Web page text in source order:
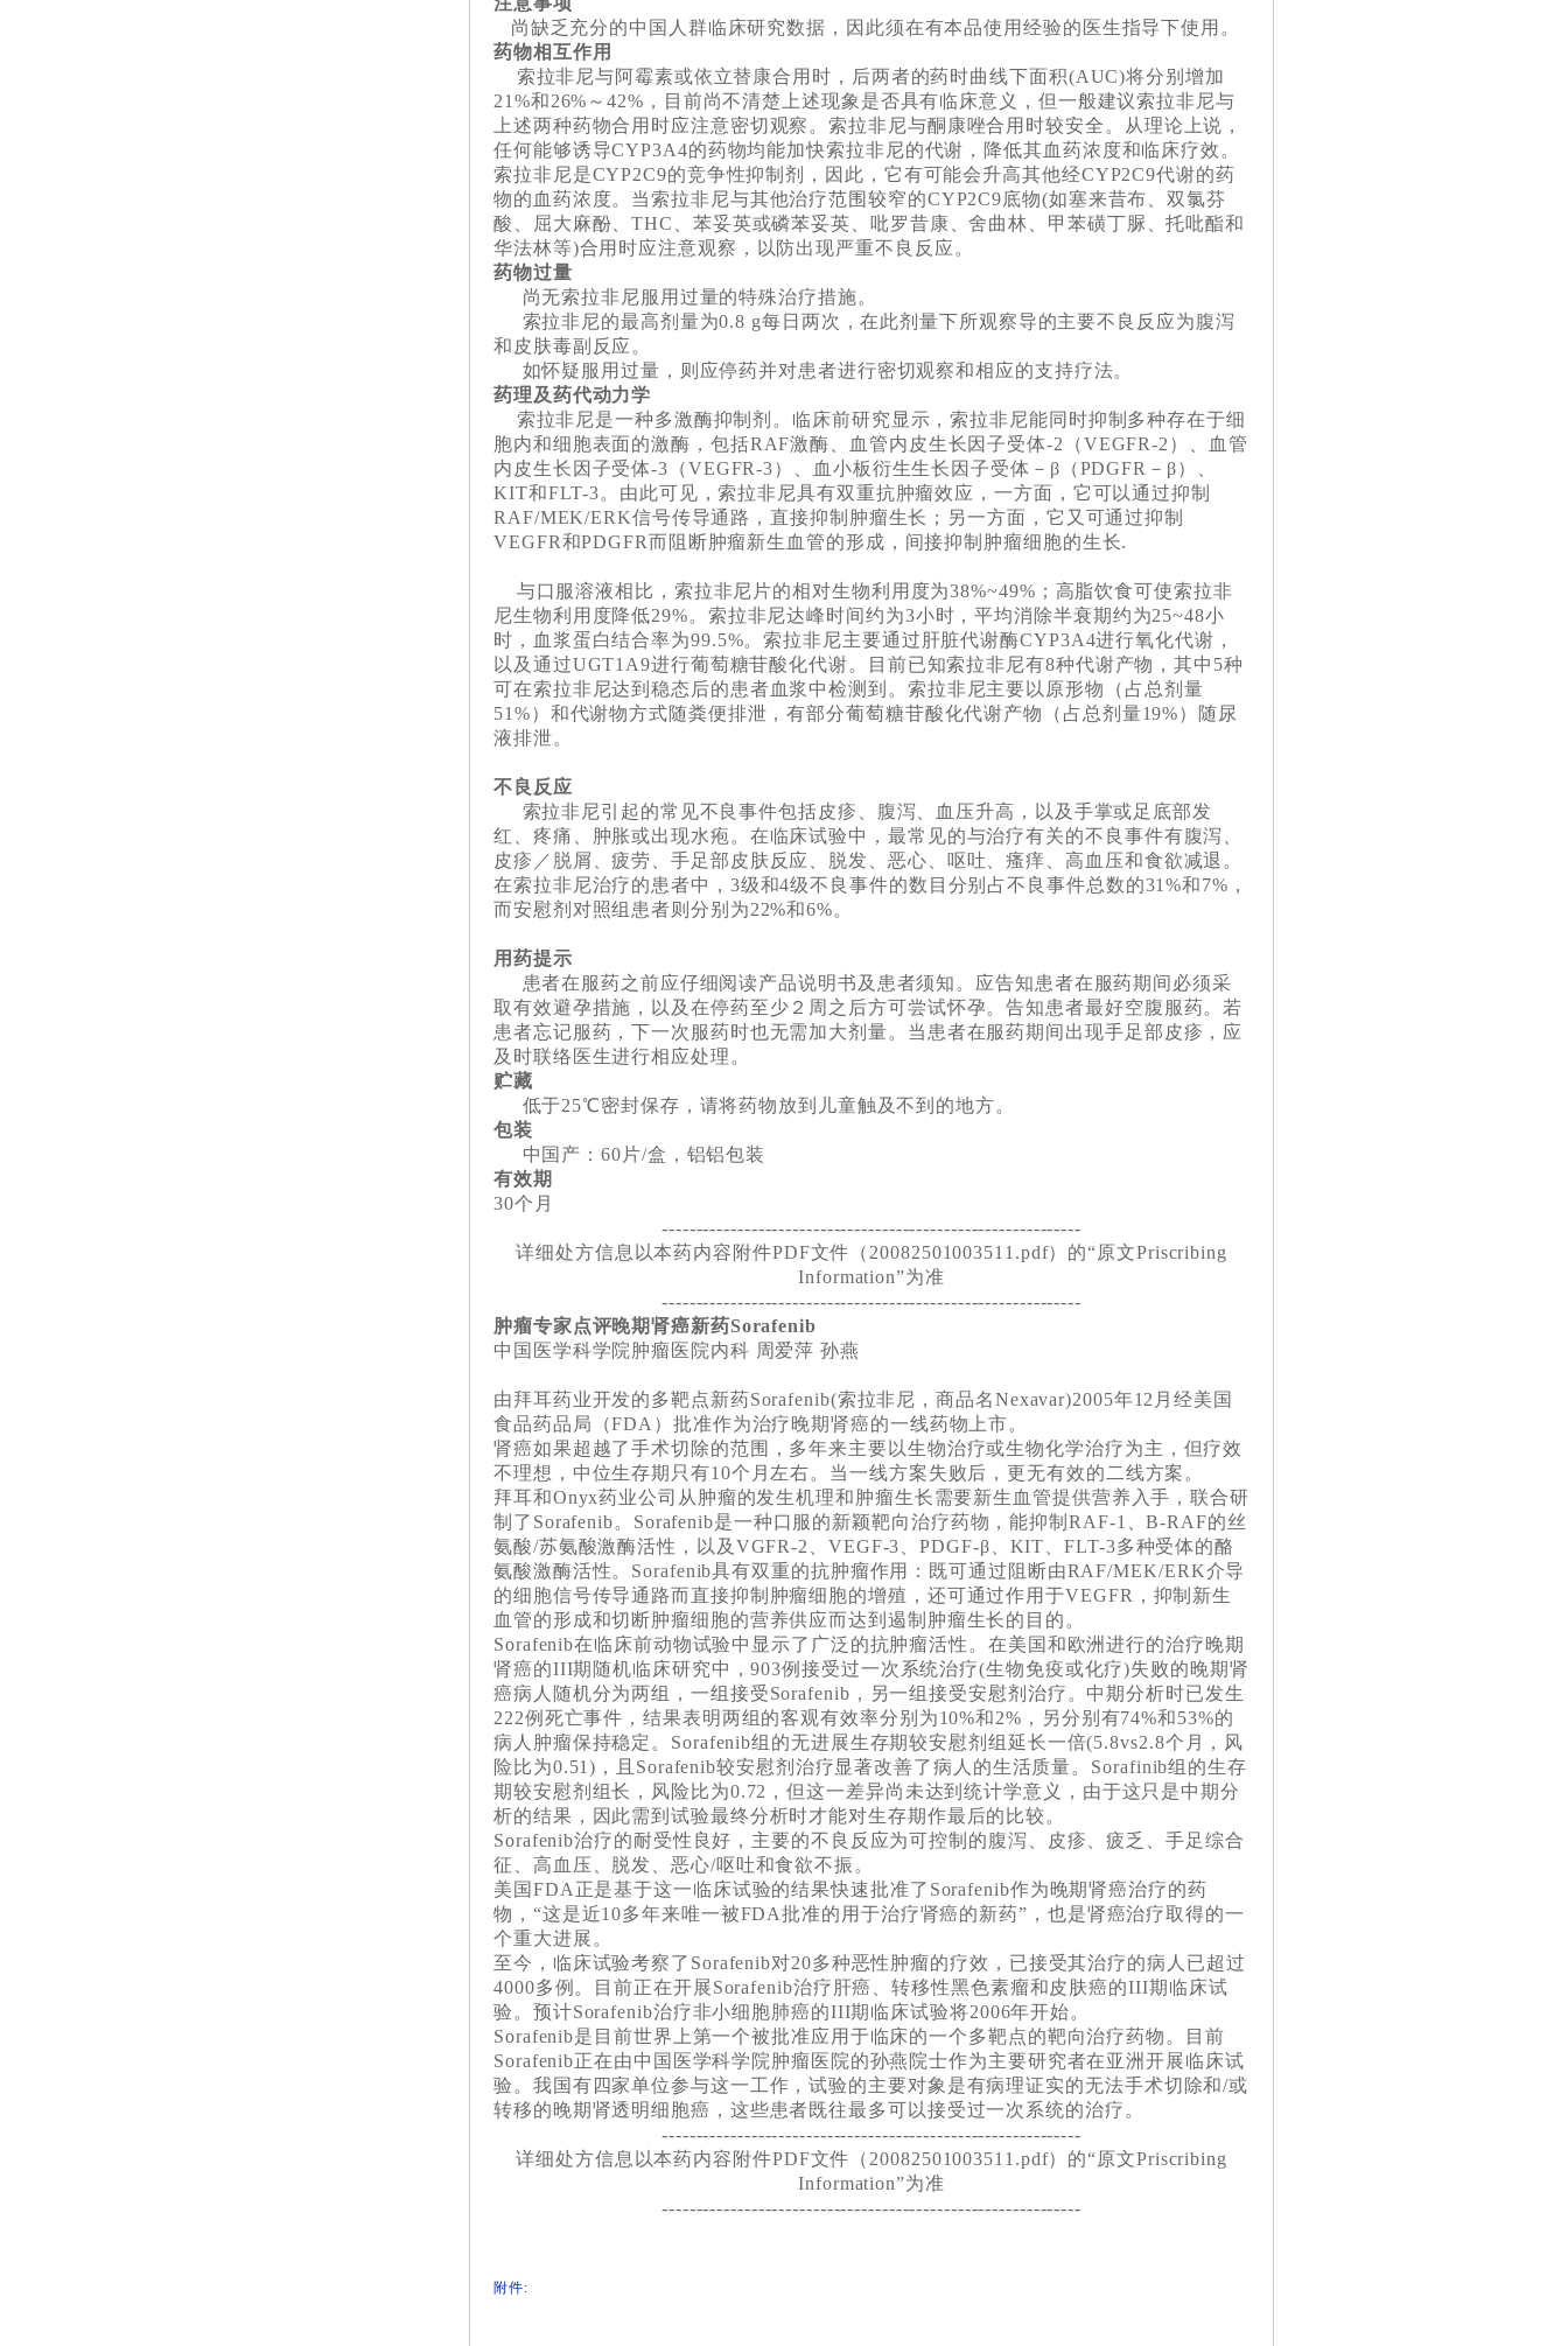
尚缺乏充分的中国人群临床研究数据，因此须在有本品使用经验的医生指导下使用。
药物相互作用
索拉非尼与阿霉素或依立替康合用时，后两者的药时曲线下面积(AUC)将分别增加
21%和26%～42%，目前尚不清楚上述现象是否具有临床意义，但一般建议索拉非尼与
上述两种药物合用时应注意密切观察。索拉非尼与酮康唑合用时较安全。从理论上说，
任何能够诱导CYP3A4的药物均能加快索拉非尼的代谢，降低其血药浓度和临床疗效。
索拉非尼是CYP2C9的竞争性抑制剂，因此，它有可能会升高其他经CYP2C9代谢的药
物的血药浓度。当索拉非尼与其他治疗范围较窄的CYP2C9底物(如塞来昔布、双氯芬
酸、屈大麻酚、THC、苯妥英或磷苯妥英、吡罗昔康、舍曲林、甲苯磺丁脲、托吡酯和
华法林等)合用时应注意观察，以防出现严重不良反应。
药物过量
尚无索拉非尼服用过量的特殊治疗措施。
索拉非尼的最高剂量为0.8 g每日两次，在此剂量下所观察导的主要不良反应为腹泻
和皮肤毒副反应。
如怀疑服用过量，则应停药并对患者进行密切观察和相应的支持疗法。
药理及药代动力学
索拉非尼是一种多激酶抑制剂。临床前研究显示，索拉非尼能同时抑制多种存在于细
胞内和细胞表面的激酶，包括RAF激酶、血管内皮生长因子受体-2（VEGFR-2）、血管
内皮生长因子受体-3（VEGFR-3）、血小板衍生生长因子受体－β（PDGFR－β）、
KIT和FLT-3。由此可见，索拉非尼具有双重抗肿瘤效应，一方面，它可以通过抑制
RAF/MEK/ERK信号传导通路，直接抑制肿瘤生长；另一方面，它又可通过抑制
VEGFR和PDGFR而阻断肿瘤新生血管的形成，间接抑制肿瘤细胞的生长.
与口服溶液相比，索拉非尼片的相对生物利用度为38%~49%；高脂饮食可使索拉非
尼生物利用度降低29%。索拉非尼达峰时间约为3小时，平均消除半衰期约为25~48小
时，血浆蛋白结合率为99.5%。索拉非尼主要通过肝脏代谢酶CYP3A4进行氧化代谢，
以及通过UGT1A9进行葡萄糖苷酸化代谢。目前已知索拉非尼有8种代谢产物，其中5种
可在索拉非尼达到稳态后的患者血浆中检测到。索拉非尼主要以原形物（占总剂量
51%）和代谢物方式随粪便排泄，有部分葡萄糖苷酸化代谢产物（占总剂量19%）随尿
液排泄。
不良反应
索拉非尼引起的常见不良事件包括皮疹、腹泻、血压升高，以及手掌或足底部发
红、疼痛、肿胀或出现水疱。在临床试验中，最常见的与治疗有关的不良事件有腹泻、
皮疹／脱屑、疲劳、手足部皮肤反应、脱发、恶心、呕吐、瘙痒、高血压和食欲减退。
在索拉非尼治疗的患者中，3级和4级不良事件的数目分别占不良事件总数的31%和7%，
而安慰剂对照组患者则分别为22%和6%。
用药提示
患者在服药之前应仔细阅读产品说明书及患者须知。应告知患者在服药期间必须采
取有效避孕措施，以及在停药至少２周之后方可尝试怀孕。告知患者最好空腹服药。若
患者忘记服药，下一次服药时也无需加大剂量。当患者在服药期间出现手足部皮疹，应
及时联络医生进行相应处理。
贮藏
低于25℃密封保存，请将药物放到儿童触及不到的地方。
包装
中国产：60片/盒，铝铝包装
有效期
30个月
-------------------------------------------------------------
详细处方信息以本药内容附件PDF文件（20082501003511.pdf）的“原文Priscribing
Information”为准
-------------------------------------------------------------
肿瘤专家点评晚期肾癌新药Sorafenib
中国医学科学院肿瘤医院内科 周爱萍 孙燕
由拜耳药业开发的多靶点新药Sorafenib(索拉非尼，商品名Nexavar)2005年12月经美国
食品药品局（FDA）批准作为治疗晚期肾癌的一线药物上市。
肾癌如果超越了手术切除的范围，多年来主要以生物治疗或生物化学治疗为主，但疗效
不理想，中位生存期只有10个月左右。当一线方案失败后，更无有效的二线方案。
拜耳和Onyx药业公司从肿瘤的发生机理和肿瘤生长需要新生血管提供营养入手，联合研
制了Sorafenib。Sorafenib是一种口服的新颖靶向治疗药物，能抑制RAF-1、B-RAF的丝
氨酸/苏氨酸激酶活性，以及VGFR-2、VEGF-3、PDGF-β、KIT、FLT-3多种受体的酪
氨酸激酶活性。Sorafenib具有双重的抗肿瘤作用：既可通过阻断由RAF/MEK/ERK介导
的细胞信号传导通路而直接抑制肿瘤细胞的增殖，还可通过作用于VEGFR，抑制新生
血管的形成和切断肿瘤细胞的营养供应而达到遏制肿瘤生长的目的。
Sorafenib在临床前动物试验中显示了广泛的抗肿瘤活性。在美国和欧洲进行的治疗晚期
肾癌的III期随机临床研究中，903例接受过一次系统治疗(生物免疫或化疗)失败的晚期肾
癌病人随机分为两组，一组接受Sorafenib，另一组接受安慰剂治疗。中期分析时已发生
222例死亡事件，结果表明两组的客观有效率分别为10%和2%，另分别有74%和53%的
病人肿瘤保持稳定。Sorafenib组的无进展生存期较安慰剂组延长一倍(5.8vs2.8个月，风
险比为0.51)，且Sorafenib较安慰剂治疗显著改善了病人的生活质量。Sorafinib组的生存
期较安慰剂组长，风险比为0.72，但这一差异尚未达到统计学意义，由于这只是中期分
析的结果，因此需到试验最终分析时才能对生存期作最后的比较。
Sorafenib治疗的耐受性良好，主要的不良反应为可控制的腹泻、皮疹、疲乏、手足综合
征、高血压、脱发、恶心/呕吐和食欲不振。
美国FDA正是基于这一临床试验的结果快速批准了Sorafenib作为晚期肾癌治疗的药
物，“这是近10多年来唯一被FDA批准的用于治疗肾癌的新药”，也是肾癌治疗取得的一
个重大进展。
至今，临床试验考察了Sorafenib对20多种恶性肿瘤的疗效，已接受其治疗的病人已超过
4000多例。目前正在开展Sorafenib治疗肝癌、转移性黑色素瘤和皮肤癌的III期临床试
验。预计Sorafenib治疗非小细胞肺癌的III期临床试验将2006年开始。
Sorafenib是目前世界上第一个被批准应用于临床的一个多靶点的靶向治疗药物。目前
Sorafenib正在由中国医学科学院肿瘤医院的孙燕院士作为主要研究者在亚洲开展临床试
验。我国有四家单位参与这一工作，试验的主要对象是有病理证实的无法手术切除和/或
转移的晚期肾透明细胞癌，这些患者既往最多可以接受过一次系统的治疗。
-------------------------------------------------------------
详细处方信息以本药内容附件PDF文件（20082501003511.pdf）的“原文Priscribing
Information”为准
-------------------------------------------------------------
附件: